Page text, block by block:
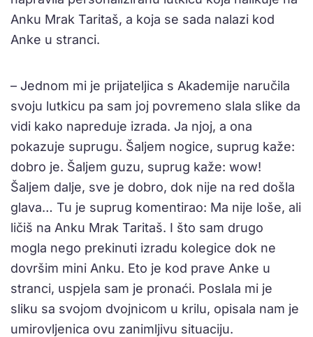
Anku Mrak Taritaš, a koja se sada nalazi kod
Anke u stranci.
– Jednom mi je prijateljica s Akademije naručila
svoju lutkicu pa sam joj povremeno slala slike da
vidi kako napreduje izrada. Ja njoj, a ona
pokazuje suprugu. Šaljem nogice, suprug kaže:
dobro je. Šaljem guzu, suprug kaže: wow!
Šaljem dalje, sve je dobro, dok nije na red došla
glava… Tu je suprug komentirao: Ma nije loše, ali
ličiš na Anku Mrak Taritaš. I što sam drugo
mogla nego prekinuti izradu kolegice dok ne
dovršim mini Anku. Eto je kod prave Anke u
stranci, uspjela sam je pronaći. Poslala mi je
sliku sa svojom dvojnicom u krilu, opisala nam je
umirovljenica ovu zanimljivu situaciju.